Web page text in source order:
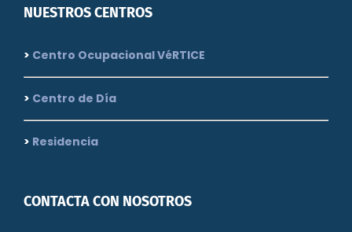
NUESTROS CENTROS
> Centro Ocupacional VéRTICE
> Centro de Día
> Residencia
CONTACTA CON NOSOTROS